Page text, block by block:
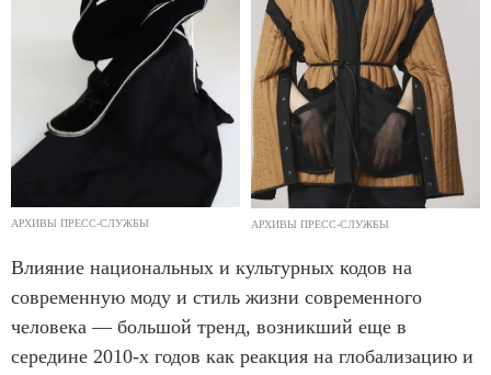
АРХИВЫ ПРЕСС-СЛУЖБЫ АРХИВЫ ПРЕСС-СЛУЖБЫ
Влияние национальных и культурных кодов на
современную моду и стиль жизни современного
человека — большой тренд, возникший еще в
середине 2010-х годов как реакция на глобализацию и